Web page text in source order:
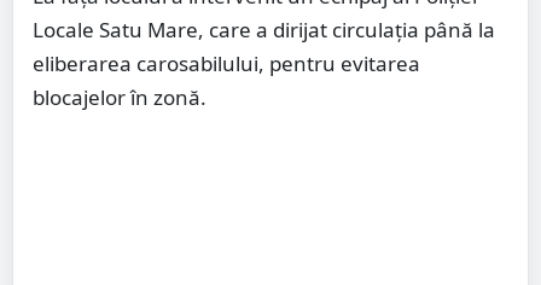
Locale Satu Mare, care a dirijat circulația până la
eliberarea carosabilului, pentru evitarea
blocajelor în zonă.